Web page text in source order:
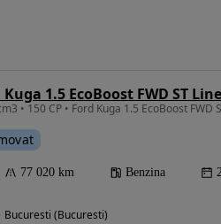
Kuga 1.5 EcoBoost FWD ST Line
• 150 CP • Ford Kuga 1.5 EcoBoost FWD
77 020 km Benzina
Bucuresti (Bucuresti)